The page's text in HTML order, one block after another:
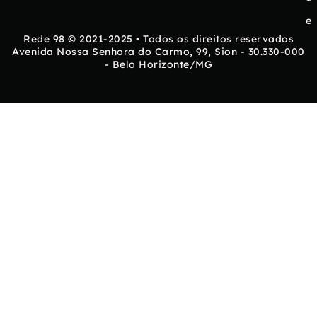
e
Rede 98 © 2021-2025 • Todos os direitos reservados
Avenida Nossa Senhora do Carmo, 99, Sion - 30.330-000
- Belo Horizonte/MG